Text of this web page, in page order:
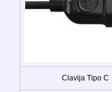
Clavija Tipo C